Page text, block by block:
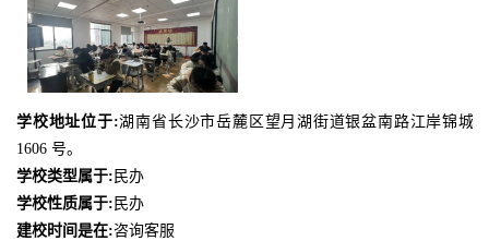
学校地址位于:湖南省长沙市岳麓区望月湖街道银盆南路江岸锦城
1606 号。
学校类型属于: 民办
学校性质属于: 民办
建校时间是在:咨询客服